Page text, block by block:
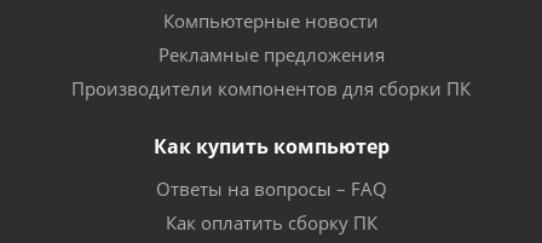
Компьютерные новости
Рекламные предложения
Производители компонентов для сборки ПК
Как купить компьютер
Ответы на вопросы – FAQ
Как оплатить сборку ПК